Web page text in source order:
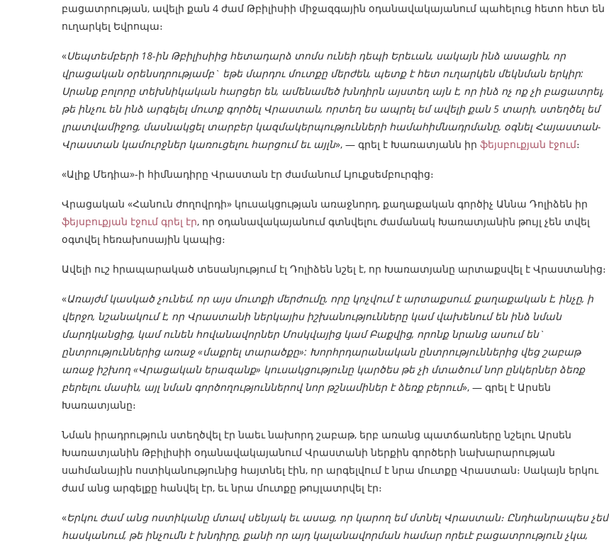
բացատրության, ավելի քան 4 ժամ Թբիլիսիի միջազգային օդանավակայանում պահելուց հետո հետ են
ուղարկել Եվրոպա։
«Սեպտեմբերի 18-ին Թբիլիսիից հետադարձ տոմս ունեի դեպի Երեւան, սակայն ինձ ասացին, որ
վրացական օրենսդրությամբ` եթե մարդու մուտքը մերժեն, պետք է հետ ուղարկեն մեկնման երկիր:
Սրանք բոլորը տեխնիկական հարցեր են, ամենամեծ խնդիրն այստեղ այն է, որ ինձ ոչ ոք չի բացատրել,
թե ինչու են ինձ արգելել մուտք գործել Վրաստան, որտեղ ես ապրել եմ ավելի քան 5 տարի, ստեղծել եմ
լրատվամիջոց, մասնակցել տարբեր կազմակերպությունների համահիմնադրմանը, օգնել Հայաստան-
Վրաստան կամուրջներ կառուցելու հարցում եւ այլն», — գրել է Խառատյանն իր ֆեյսբուքյան էջում։
«Ալիք Մեդիա»-ի հիմնադիրը Վրաստան էր ժամանում Լյուքսեմբուրգից։
Վրացական «Հանուն ժողովրդի» կուսակցության առաջնորդ, քաղաքական գործիչ Աննա Դոլիձեն իր
ֆեյսբուքյան էջում գրել էր, որ օդանավակայանում գտնվելու ժամանակ Խառատյանին թույլ չեն տվել
օգտվել հեռախոսային կապից։
Ավելի ուշ հրապարակած տեսանյությում էլ Դոլիձեն նշել է, որ Խառատյանը արտաքսվել է Վրաստանից։
«Առայժմ կասկած չունեմ, որ այս մուտքի մերժումը, որը կոչվում է արտաքսում, քաղաքական է, ինչը, ի
վերջո, նշանակում է, որ Վրաստանի ներկայիս իշխանությունները կամ վախենում են ինձ նման
մարդկանցից, կամ ունեն հովանավորներ Մոսկվայից կամ Բաքվից, որոնք նրանց ասում են`
ընտրություններից առաջ «մաքրել տարածքը»: Խորհրդարանական ընտրություններից վեց շաբաթ
առաջ իշխող «Վրացական երազանք» կուսակցությունը կարծես թե չի մտածում նոր ընկերներ ձեռք
բերելու մասին, այլ նման գործողություններով նոր թշնամիներ է ձեռք բերում», — գրել է Արսեն
Խառատյանը։
Նման իրադրություն ստեղծվել էր նաեւ նախորդ շաբաթ, երբ առանց պատճառները նշելու Արսեն
Խառատյանին Թբիլիսիի օդանավակայանում Վրաստանի ներքին գործերի նախարարության
սահմանային ոստիկանությունից հայտնել էին, որ արգելվում է նրա մուտքը Վրաստան։ Սակայն երկու
ժամ անց արգելքը հանվել էր, եւ նրա մուտքը թույլատրվել էր։
«Երկու ժամ անց ոստիկանը մտավ սենյակ եւ ասաց, որ կարող եմ մտնել Վրաստան։ Ընդհանրապես չեմ
հասկանում, թե ինչումն է խնդիրը, քանի որ այդ կալանավորման համար որեւէ բացատրություն չկա,